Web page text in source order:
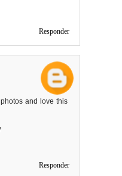
Responder
and love this
Responder